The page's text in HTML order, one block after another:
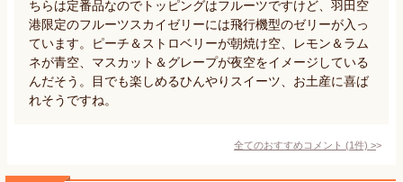
ちらは定番品なのでトッピングはフルーツですけど、羽田空
港限定のフルーツスカイゼリーには飛行機型のゼリーが入っ
ています。ピーチ＆ストロベリーが朝焼け空、レモン＆ラム
ネが青空、マスカット＆グレープが夜空をイメージしている
んだそう。目でも楽しめるひんやりスイーツ、お土産に喜ば
れそうですね。
全てのおすすめコメント (1件) >